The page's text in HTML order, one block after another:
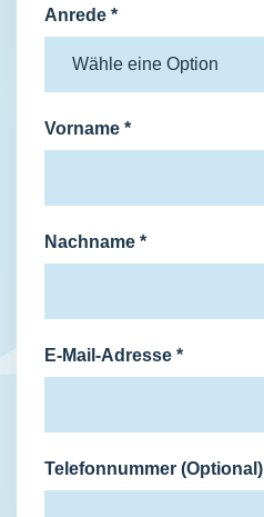
Anrede *
Vorname *
Nachname *
E-Mail-Adresse *
Telefonnummer (Optional)